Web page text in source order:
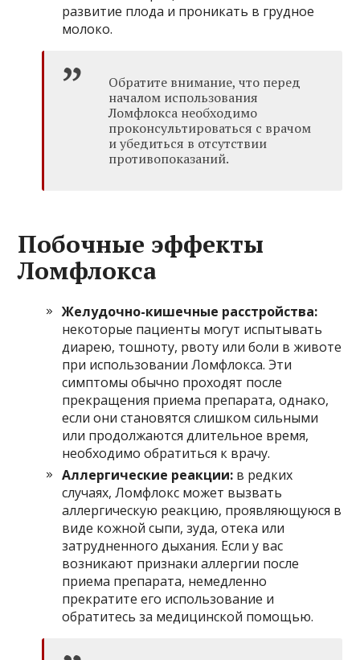
развитие плода и проникать в грудное
молоко.
Обратите внимание, что перед
началом использования
Ломфлокса необходимо
проконсультироваться с врачом
и убедиться в отсутствии
противопоказаний.
Побочные эффекты
Ломфлокса
Желудочно-кишечные расстройства:
некоторые пациенты могут испытывать
диарею, тошноту, рвоту или боли в животе
при использовании Ломфлокса. Эти
симптомы обычно проходят после
прекращения приема препарата, однако,
если они становятся слишком сильными
или продолжаются длительное время,
необходимо обратиться к врачу.
Аллергические реакции: в редких
случаях, Ломфлокс может вызвать
аллергическую реакцию, проявляющуюся в
виде кожной сыпи, зуда, отека или
затрудненного дыхания. Если у вас
возникают признаки аллергии после
приема препарата, немедленно
прекратите его использование и
обратитесь за медицинской помощью.